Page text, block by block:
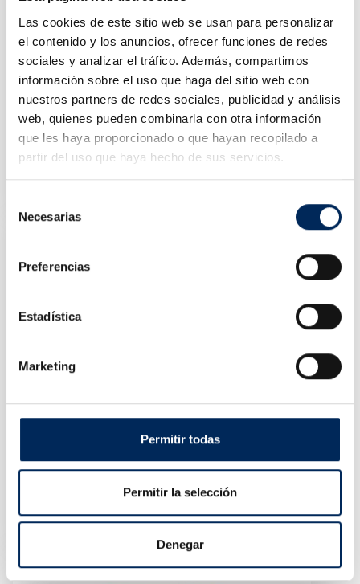
Las cookies de este sitio web se usan para personalizar
el contenido y los anuncios, ofrecer funciones de redes
sociales y analizar el tráfico. Además, compartimos
información sobre el uso que haga del sitio web con
nuestros partners de redes sociales, publicidad y análisis
web, quienes pueden combinarla con otra información
que les haya proporcionado o que hayan recopilado a
partir del uso que haya hecho de sus servicios.
Necesarias
Preferencias
Estadística
Marketing
Permitir todas
Permitir la selección
Denegar
Juegos De Llaves, Vasos Y Torx
10/TBRT1302
Asiento Para Mecánicos Con Ruedas
30,23 €Precio